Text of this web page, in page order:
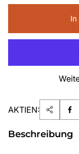
AKTIEN:
Beschreibung